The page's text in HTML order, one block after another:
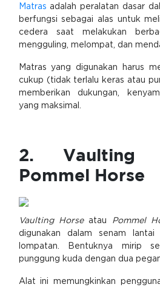
Matras adalah peralatan dasar
berfungsi sebagai alas untuk
cedera saat melakukan
mengguling, melompat, dan
Matras yang digunakan harus
cukup (tidak terlalu keras atau
memberikan dukungan,
yang maksimal.
2. Vaulting
Pommel Horse
Vaulting Horseatau Pommel
digunakan dalam senam
lompatan. Bentuknya mirip
punggung kuda dengan dua
Alat ini memungkinkan